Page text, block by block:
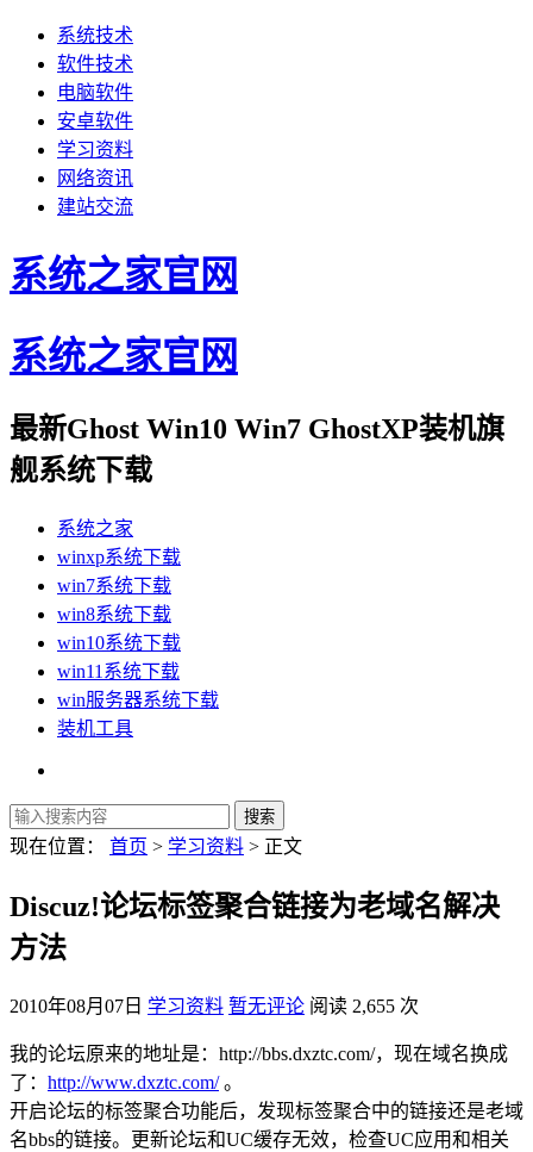
系统技术
软件技术
电脑软件
安卓软件
学习资料
网络资讯
建站交流
系统之家官网
系统之家官网
最新Ghost Win10 Win7 GhostXP装机旗
舰系统下载
系统之家
winxp系统下载
win7系统下载
win8系统下载
win10系统下载
win11系统下载
win服务器系统下载
装机工具
现在位置： 首页 > 学习资料 > 正文
Discuz!论坛标签聚合链接为老域名解决
方法
2010年08月07日 学习资料 暂无评论 阅读 2,655 次
我的论坛原来的地址是：http://bbs.dxztc.com/，现在域名换成
了： http://www.dxztc.com/。
开启论坛的标签聚合功能后，发现标签聚合中的链接还是老域
名bbs的链接。更新论坛和UC缓存无效，检查UC应用和相关